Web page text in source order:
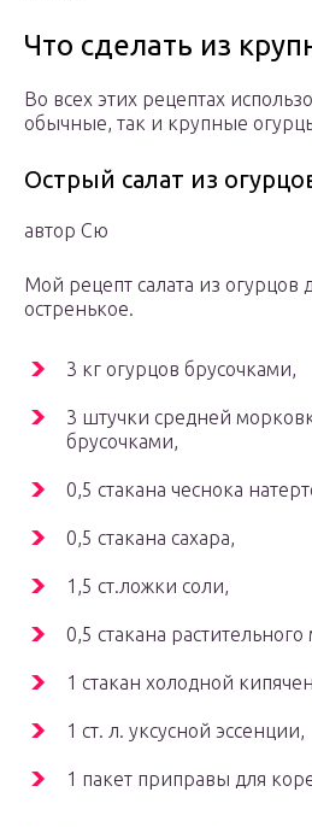
Что сделать из
Во всех этих рецептах
обычные, так и крупные
Острый салат из
автор Сю
Мой рецепт салата из огурцов
остренькое.
3 кг огурцов брусочками,
3 штучки средней
брусочками,
0,5 стакана чеснока
0,5 стакана сахара,
1,5 ст.ложки соли,
0,5 стакана растительного
1 стакан холодной
1 ст. л. уксусной эссенции,
1 пакет приправы для